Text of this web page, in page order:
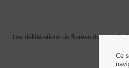
Les délibérations du Bureau du conseil
Ce